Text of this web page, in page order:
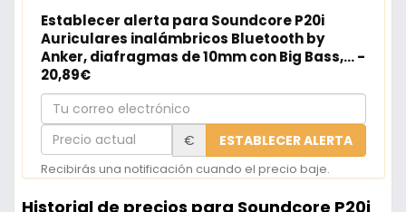
Establecer alerta para Soundcore P20i
Auriculares inalámbricos Bluetooth by
Anker, diafragmas de 10mm con Big Bass,... -
20,89€
Tu
correo
electrónico
Precio
actual
€ ESTABLECER ALERTA
Recibirás una notificación cuando el precio baje.
Historial de precios para Soundcore P20i